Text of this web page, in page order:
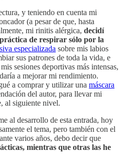
y teniendo en cuenta mi
(a pesar de que, hasta
mi rinitis alérgica, decidí
de respirar sólo por la
especializada sobre mis labios
sus patrones de toda la vida, e
sesiones deportivas más intensas,
a mejorar mi rendimiento.
a comprar y utilizar una máscara
del autor, para llevar mi
al siguiente nivel.
al desarrollo de esta entrada, hoy
el tema, pero también con el
varios años, debo decir que
mientras que otras las he